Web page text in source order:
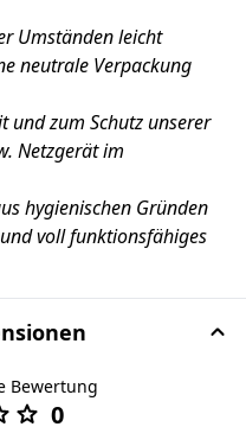
Umständen leicht
neutrale Verpackung
und zum Schutz unserer
Netzgerät im
hygienischen Gründen
voll funktionsfähiges
Bewertung
0